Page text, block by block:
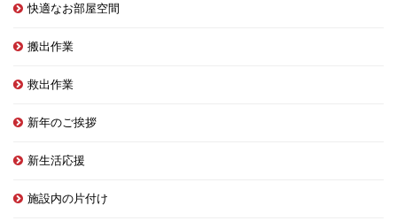
快適なお部屋空間
搬出作業
救出作業
新年のご挨拶
新生活応援
施設内の片付け